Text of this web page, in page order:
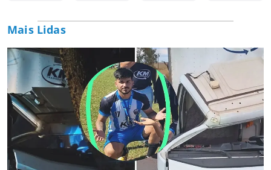
Mais Lidas